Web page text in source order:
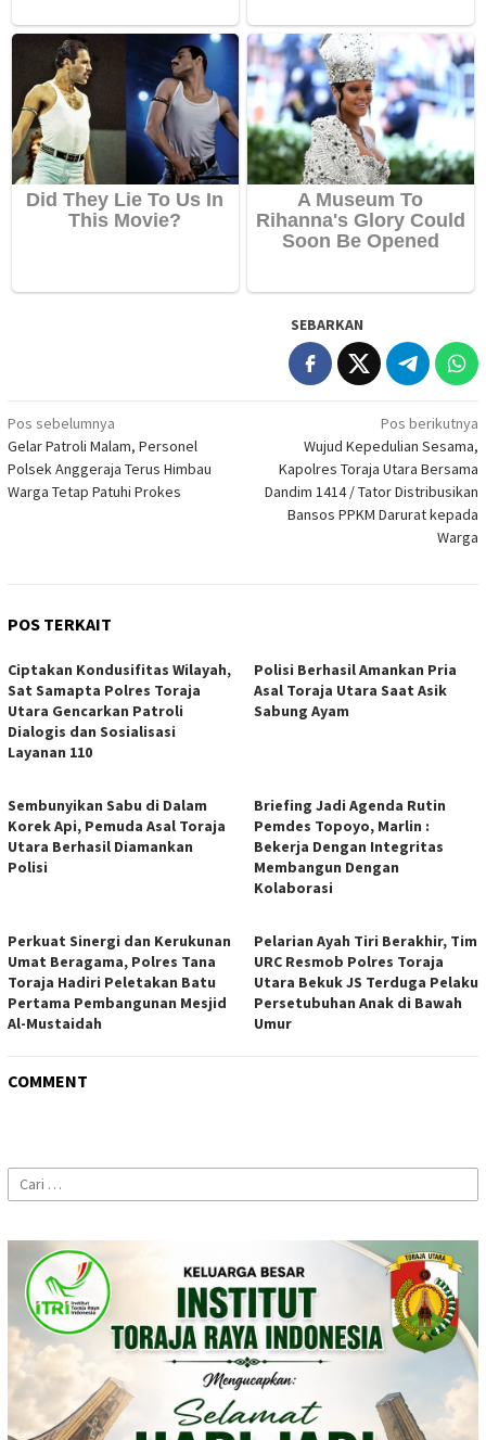
SEBARKAN
Navigasi
pos
Pos sebelumnya
Gelar Patroli Malam, Personel
Polsek Anggeraja Terus Himbau
Warga Tetap Patuhi Prokes
Pos berikutnya
Wujud Kepedulian Sesama,
Kapolres Toraja Utara Bersama
Dandim 1414 / Tator Distribusikan
Bansos PPKM Darurat kepada
Warga
POS TERKAIT
Ciptakan Kondusifitas Wilayah,
Sat Samapta Polres Toraja
Utara Gencarkan Patroli
Dialogis dan Sosialisasi
Layanan 110
Polisi Berhasil Amankan Pria
Asal Toraja Utara Saat Asik
Sabung Ayam
Sembunyikan Sabu di Dalam
Korek Api, Pemuda Asal Toraja
Utara Berhasil Diamankan
Polisi
Briefing Jadi Agenda Rutin
Pemdes Topoyo, Marlin :
Bekerja Dengan Integritas
Membangun Dengan
Kolaborasi
Perkuat Sinergi dan Kerukunan
Umat Beragama, Polres Tana
Toraja Hadiri Peletakan Batu
Pertama Pembangunan Mesjid
Al-Mustaidah
Pelarian Ayah Tiri Berakhir, Tim
URC Resmob Polres Toraja
Utara Bekuk JS Terduga Pelaku
Persetubuhan Anak di Bawah
Umur
COMMENT
Cari
untuk: